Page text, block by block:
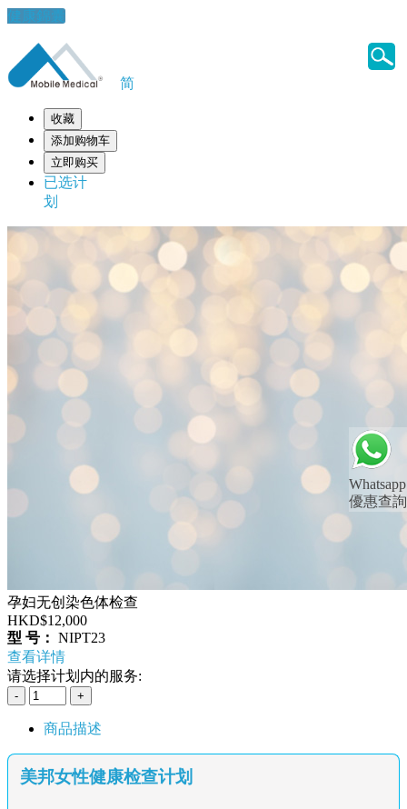
健康錦囊
Whatsapp
優惠查詢
简
收藏
添加购物车
立即购买
已选计
划
孕妇无创染色体检查
HKD$12,000
型 号： NIPT23
查看详情
请选择计划内的服务:
商品描述
美邦女性健康检查计划